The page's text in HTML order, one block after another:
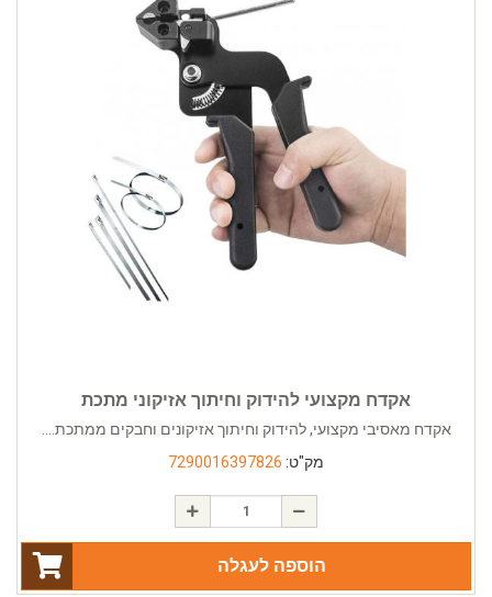
אקדח מקצועי להידוק וחיתוך אזיקוני מתכת
אקדח מאסיבי מקצועי, להידוק וחיתוך אזיקונים וחבקים ממתכת....
מק"ט: 7290016397826
הוספה לעגלה